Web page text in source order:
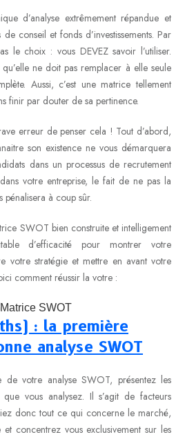
d’analyse extrêmement répandue et
conseil et fonds d’investissements. Par
le choix : vous DEVEZ savoir l’utiliser.
ne doit pas remplacer à elle seule
Aussi, c’est une matrice tellement
finir par douter de sa pertinence.
erreur de penser cela ! Tout d’abord,
son existence ne vous démarquera
dans un processus de recrutement
votre entreprise, le fait de ne pas la
à coup sûr.
SWOT bien construite et intelligement
d’efficacité pour montrer votre
votre stratégie et mettre en avant votre
comment réussir la votre :
: la première
analyse SWOT
de votre analyse SWOT, présentez les
vous analysez. Il s’agit de facteurs
donc tout ce qui concerne le marché,
concentrez vous exclusivement sur les